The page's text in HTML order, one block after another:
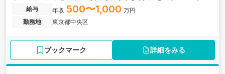
です。給与 年収 500〜1,000 万円
勤務地
東京都中央区
ブックマーク 詳細をみる